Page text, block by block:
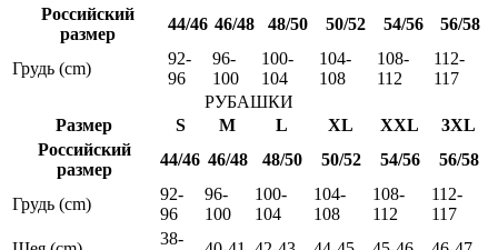
Российский
размер
44/46 46/48 48/50 50/52 54/56 56/58
Грудь (cm)
92-
96
96-
100
100-
104
104-
108
108-
112
112-
117
РУБАШКИ
Размер
S M L XL XXL
3XL
Российский
размер
44/46 46/48 48/50 50/52 54/56 56/58
Грудь (cm)
92-
96
96-
100
100-
104
104-
108
108-
112
112-
117
38-